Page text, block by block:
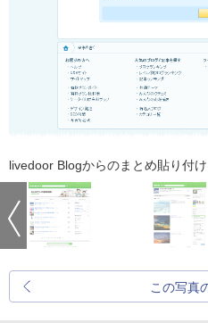
livedoor Blogからのまとめ貼り付
この写真